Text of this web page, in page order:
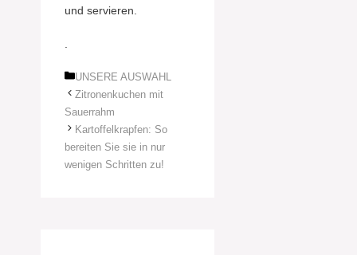
und servieren.
Kategorien
UNSERE AUSWAHL
Zitronenkuchen mit
Sauerrahm
Kartoffelkrapfen: So
bereiten Sie sie in nur
wenigen Schritten zu!